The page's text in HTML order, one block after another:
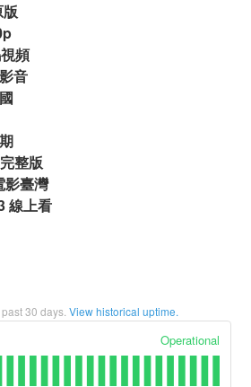
頻
音
整版
影臺灣
線上看
30 days. View historical uptime.
Operational